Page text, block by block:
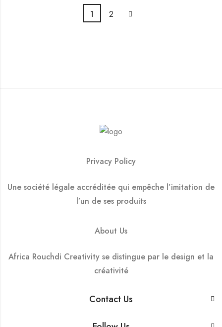
1 2
Privacy Policy
Une société légale accréditée qui empêche l’imitation de
l’un de ses produits
About Us
Africa Rouchdi Creativity se distingue par le design et la
créativité
Contact Us